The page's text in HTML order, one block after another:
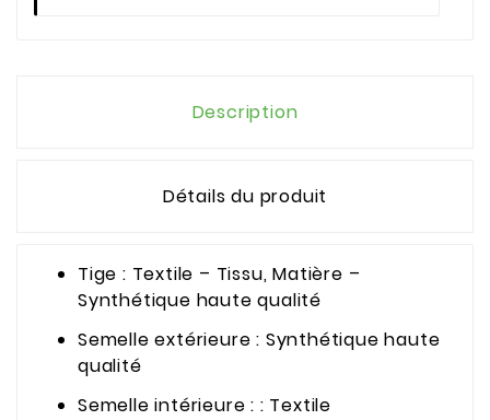
Description
Détails du produit
Tige : Textile – Tissu, Matière –
Synthétique haute qualité
Semelle extérieure : Synthétique haute
qualité
Semelle intérieure : : Textile